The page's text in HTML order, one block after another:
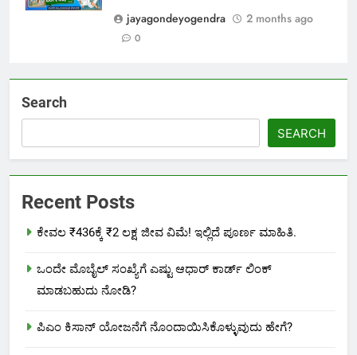
jayagondeyogendra
2 months ago
0
Search
SEARCH
Recent Posts
ಕೇವಲ ₹436ಕ್ಕೆ ₹2 ಲಕ್ಷ ಜೀವ ವಿಮೆ! ಇಲ್ಲಿದೆ ಪೂರ್ಣ ಮಾಹಿತಿ.
ಒಂದೇ ಮೊಬೈಲ್ ಸಂಖ್ಯೆಗೆ ಎಷ್ಟು ಆಧಾರ್ ಕಾರ್ಡ್ ಲಿಂಕ್
ಮಾಡಬಹುದು ನೋಡಿ?
ಪಿಎಂ ಕಿಸಾನ್ ಯೋಜನೆಗೆ ನೊಂದಾಯಿಸಿಕೊಳ್ಳುವುದು ಹೇಗೆ?